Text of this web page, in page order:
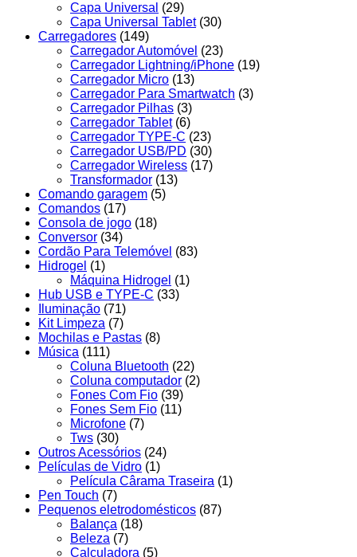
Capa Universal (29)
Capa Universal Tablet (30)
Carregadores (149)
Carregador Automóvel (23)
Carregador Lightning/iPhone (19)
Carregador Micro (13)
Carregador Para Smartwatch (3)
Carregador Pilhas (3)
Carregador Tablet (6)
Carregador TYPE-C (23)
Carregador USB/PD (30)
Carregador Wireless (17)
Transformador (13)
Comando garagem (5)
Comandos (17)
Consola de jogo (18)
Conversor (34)
Cordão Para Telemóvel (83)
Hidrogel (1)
Máquina Hidrogel (1)
Hub USB e TYPE-C (33)
Iluminação (71)
Kit Limpeza (7)
Mochilas e Pastas (8)
Música (111)
Coluna Bluetooth (22)
Coluna computador (2)
Fones Com Fio (39)
Fones Sem Fio (11)
Microfone (7)
Tws (30)
Outros Acessórios (24)
Películas de Vidro (1)
Película Cârama Traseira (1)
Pen Touch (7)
Pequenos eletrodomésticos (87)
Balança (18)
Beleza (7)
Calculadora (5)